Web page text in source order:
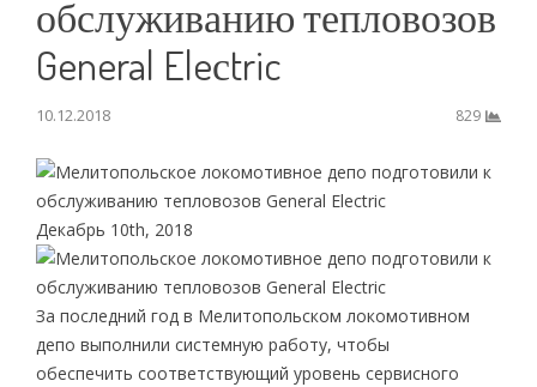
обслуживанию тепловозов
General Eleсtric
10.12.2018 829
Декабрь 10th, 2018
За последний год в Мелитопольском локомотивном
депо выполнили системную работу, чтобы
обеспечить соответствующий уровень сервисного